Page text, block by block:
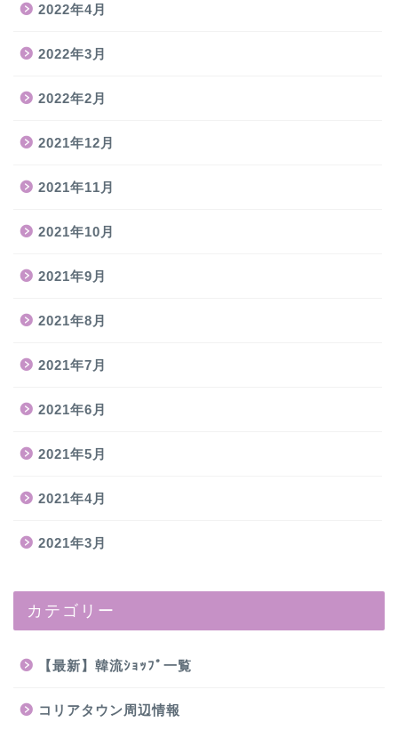
2022年4月
2022年3月
2022年2月
2021年12月
2021年11月
2021年10月
2021年9月
2021年8月
2021年7月
2021年6月
2021年5月
2021年4月
2021年3月
カテゴリー
【最新】韓流ｼｮｯﾌﾟ一覧
コリアタウン周辺情報